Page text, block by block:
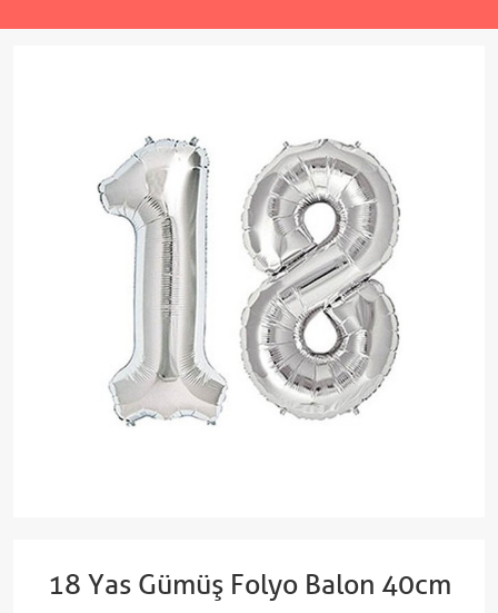
18 Yas Gümüş Folyo Balon 40cm